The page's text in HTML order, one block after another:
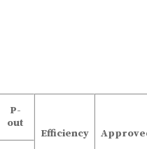
P-
out
Efficiency